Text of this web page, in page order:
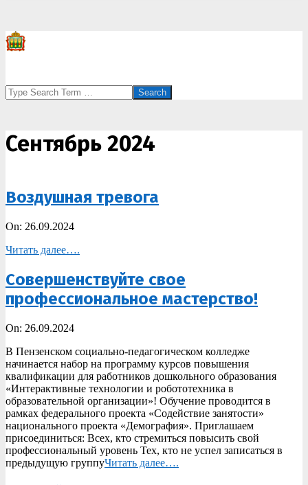
Search
Сентябрь 2024
Воздушная тревога
2024-
26
On: 26.09.2024
Читать далее….
Совершенствуйте свое
профессиональное мастерство!
2024-
26
On: 26.09.2024
В Пензенском социально-педагогическом колледже
начинается набор на программу курсов повышения
квалификации для работников дошкольного образования
«Интерактивные технологии и робототехника в
образовательной организации»! Обучение проводится в
рамках федерального проекта «Содействие занятости»
национального проекта «Демография». Приглашаем
присоединиться: Всех, кто стремиться повысить свой
профессиональный уровень Тех, кто не успел записаться в
предыдущую группуЧитать далее….